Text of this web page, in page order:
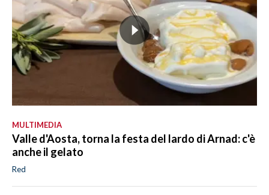
MULTIMEDIA
Valle d'Aosta, torna la festa del lardo di Arnad: c'è
anche il gelato
Red